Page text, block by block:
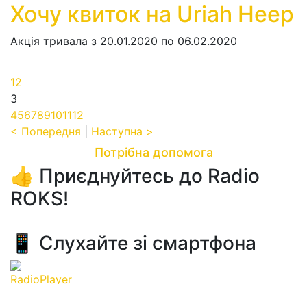
Хочу квиток на Uriah Heep
Акція тривала з 20.01.2020 по 06.02.2020
12
3
456789101112
< Попередня
Наступна >
Потрібна допомога
👍 Приєднуйтесь до Radio
ROKS!
📱 Слухайте зі смартфона
RadioPlayer